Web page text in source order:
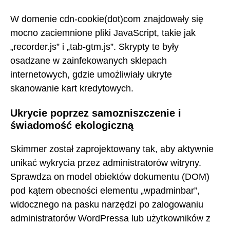
W domenie cdn-cookie(dot)com znajdowały się
mocno zaciemnione pliki JavaScript, takie jak
„recorder.js” i „tab-gtm.js”. Skrypty te były
osadzane w zainfekowanych sklepach
internetowych, gdzie umożliwiały ukryte
skanowanie kart kredytowych.
Ukrycie poprzez samozniszczenie i
świadomość ekologiczną
Skimmer został zaprojektowany tak, aby aktywnie
unikać wykrycia przez administratorów witryny.
Sprawdza on model obiektów dokumentu (DOM)
pod kątem obecności elementu „wpadminbar”,
widocznego na pasku narzędzi po zalogowaniu
administratorów WordPressa lub użytkowników z